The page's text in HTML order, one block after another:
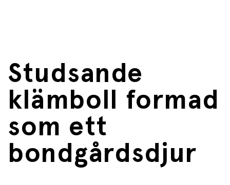
Studsande
klämboll formad
som ett
bondgårdsdjur